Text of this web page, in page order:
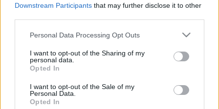
Downstream Participants that may further disclose it to other
Please note that this website/app uses one or more Google
not limited to your visit or usage behaviour. You may click to
grant or deny consent to Google and its third-party tags to
use your data for below specified purposes in below Google
consent section.
Personal Data Processing Opt Outs
I want to opt-out of the Sharing of my
personal data.
Opted In
I want to opt-out of the Sale of my
Personal Data.
Opted In